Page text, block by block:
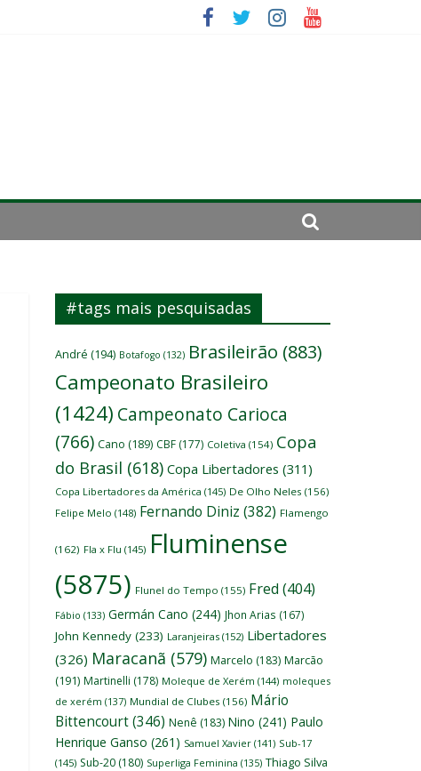
#tags mais pesquisadas
André (194) Botafogo (132) Brasileirão (883)
Campeonato Brasileiro
(1424) Campeonato Carioca
(766) Cano (189) CBF (177) Coletiva (154) Copa
do Brasil (618) Copa Libertadores (311)
Copa Libertadores da América (145) De Olho Neles (156)
Felipe Melo (148) Fernando Diniz (382) Flamengo
(162) Fla x Flu (145) Fluminense
(5875) Flunel do Tempo (155) Fred (404)
Fábio (133) Germán Cano (244) Jhon Arias (167)
John Kennedy (233) Laranjeiras (152) Libertadores
(326) Maracanã (579) Marcelo (183) Marcão
(191) Martinelli (178) Moleque de Xerém (144) moleques
de xerém (137) Mundial de Clubes (156) Mário
Bittencourt(346) Nenê (183) Nino (241) Paulo
Henrique Ganso (261) Samuel Xavier (141) Sub-17
(145) Sub-20 (180) Superliga Feminina (135) Thiago Silva